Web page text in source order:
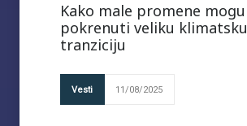
Kako male promene mogu
pokrenuti veliku klimatsku
tranziciju
Vesti 11/08/2025